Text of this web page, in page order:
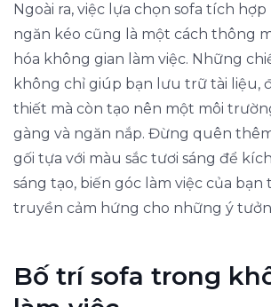
Ngoài ra, việc lựa chọn sofa tích hợp
ngăn kéo cũng là một cách thông
hóa không gian làm việc. Những
không chỉ giúp bạn lưu trữ tài liệu,
thiết mà còn tạo nên một môi
gàng và ngăn nắp. Đừng quên
gối tựa với màu sắc tươi sáng để
sáng tạo, biến góc làm việc của bạn
truyền cảm hứng cho những ý
Bố trí sofa trong